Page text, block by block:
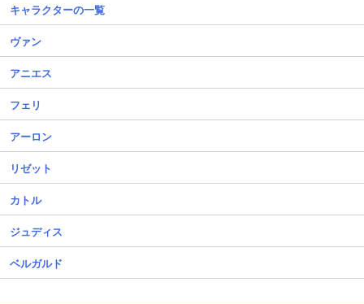
キャラクターの一覧
ヴァン
アニエス
フェリ
アーロン
リゼット
カトル
ジュディス
ベルガルド